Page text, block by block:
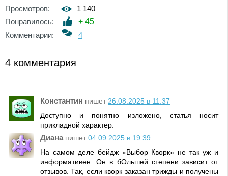
Просмотров:
1 140
Понравилось:
+ 45
Комментарии:
4
4 комментария
Константин пишет 26.08.2025 в 11:37
Доступно и понятно изложено, статья носит
прикладной характер.
Диана пишет 04.09.2025 в 19:39
На самом деле бейдж «Выбор Кворк» не так уж и
информативен. Он в бОльшей степени зависит от
отзывов. Так, если кворк заказан трижды и получены